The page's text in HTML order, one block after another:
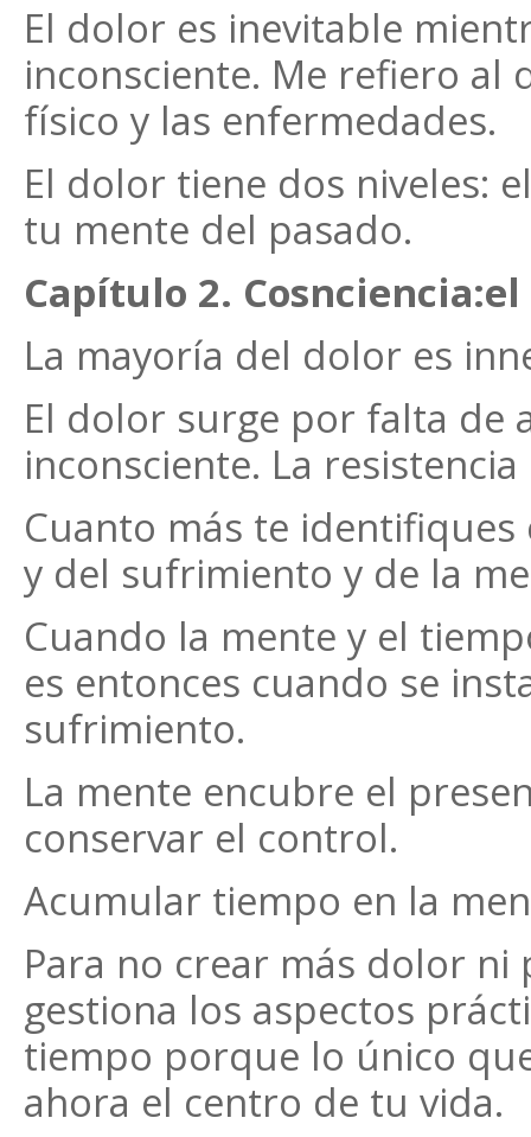
El dolor es inevitable
inconsciente. Me refiero al
físico y las enfermedades.
El dolor tiene dos niveles:
tu mente del pasado.
Capítulo 2.
La mayoría del dolor es
El dolor surge por falta de
inconsciente. La
Cuanto más te
y del sufrimiento y de la
Cuando la mente y el
es entonces cuando se
sufrimiento.
La mente encubre el
conservar el control.
Acumular tiempo en la
Para no crear más dolor
gestiona los aspectos
tiempo porque lo único
ahora el centro de tu vida.